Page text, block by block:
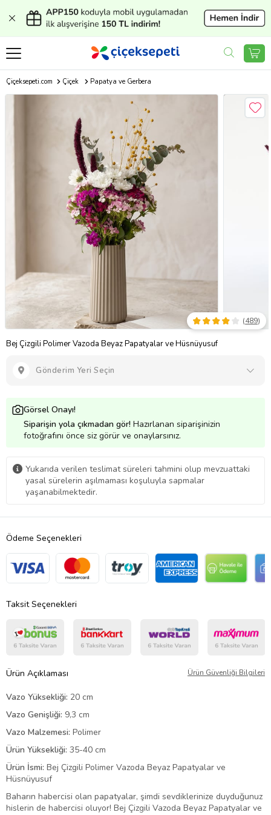
Çiçeksepeti.com Çiçek Papatya ve Gerbera
Bej Çizgili Polimer Vazoda Beyaz Papatyalar ve Hüsnüyusuf
(489)
Gönderim Yeri Seçin
Görsel Onayı!
Siparişin yola çıkmadan gör! Hazırlanan siparişinizin
fotoğrafını önce siz görür ve onaylarsınız.
Yukarıda verilen teslimat süreleri tahmini olup mevzuattaki
yasal sürelerin aşılmaması koşuluyla sapmalar
yaşanabilmektedir.
Ödeme Seçenekleri
Taksit Seçenekleri
Ürün Açıklaması Ürün Güvenliği Bilgileri
Vazo Yüksekliği: 20 cm
Vazo Genişliği: 9,3 cm
Vazo Malzemesi: Polimer
Ürün Yüksekliği: 35-40 cm
Ürün İsmi: Bej Çizgili Polimer Vazoda Beyaz Papatyalar ve
Hüsnüyusuf
Baharın habercisi olan papatyalar, şimdi sevdiklerinize duyduğunuz
hislerin de habercisi oluyor! Bej Çizgili Vazoda Beyaz Papatyalar ve